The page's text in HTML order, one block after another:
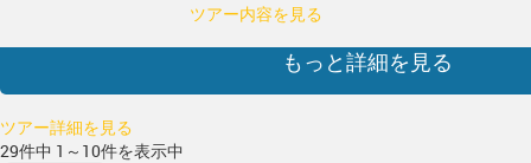
ツアー内容を見る
もっと詳細を見る
ツアー詳細を見る
29件中 1～10件を表示中